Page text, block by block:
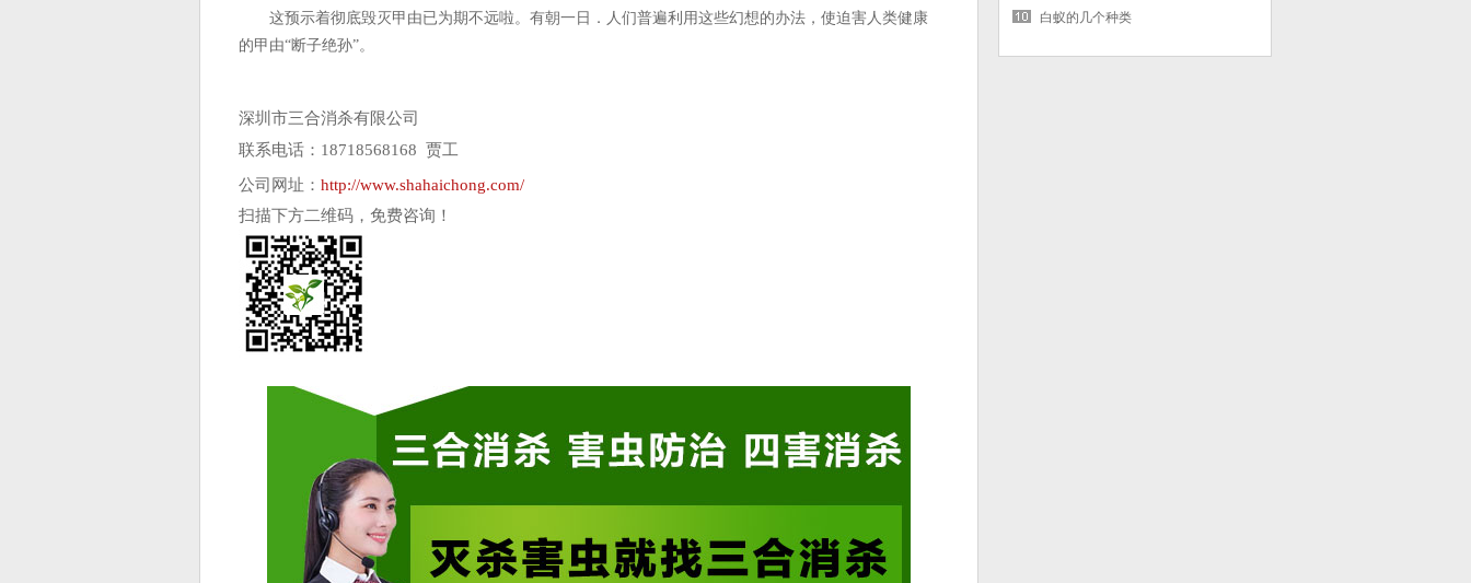
这预示着彻底毁灭甲由已为期不远啦。有朝一日．人们普遍利用这些幻想的办法，使迫害人类健康
的甲由“断子绝孙”。
深圳市三合消杀有限公司
联系电话：18718568168 贾工
公司网址： http://www.shahaichong.com/
扫描下方二维码，免费咨询！
白蚁的几个种类